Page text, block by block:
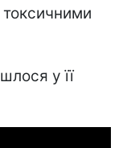
токсичними
у її